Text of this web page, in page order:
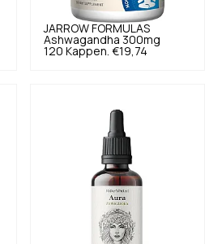
JARROW FORMULAS
Ashwagandha 300mg
120 Kappen. €19,74